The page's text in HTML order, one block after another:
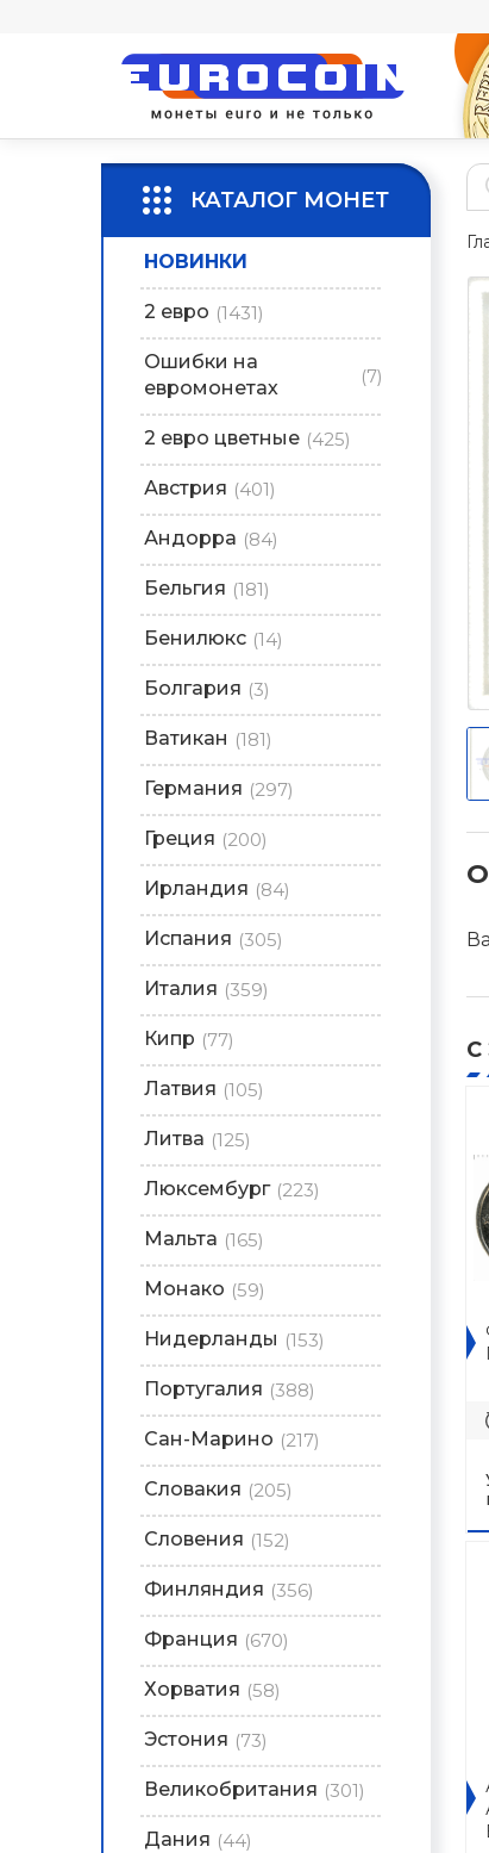
КАТАЛОГ МОНЕТ
НОВИНКИ
2 евро (1431)
Ошибки на
евромонетах
(7)
2 евро цветные (425)
Австрия (401)
Андорра (84)
Бельгия (181)
Бенилюкс (14)
Болгария (3)
Ватикан (181)
Германия (297)
Греция (200)
Ирландия (84)
Испания (305)
Италия (359)
Кипр (77)
Латвия (105)
Литва (125)
Люксембург (223)
Мальта (165)
Монако (59)
Нидерланды (153)
Португалия (388)
Сан-Марино (217)
Словакия (205)
Словения (152)
Финляндия (356)
Франция (670)
Хорватия (58)
Эстония (73)
Великобритания (301)
Дания (44)